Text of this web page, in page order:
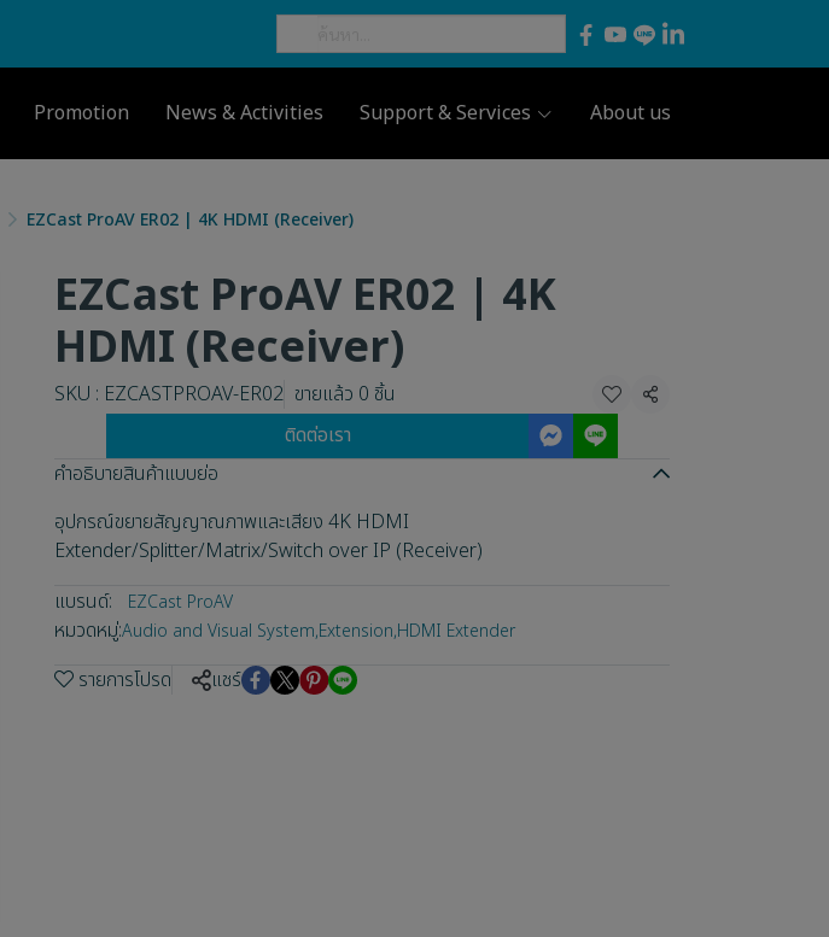
Promotion News & Activities Support & Services About us
EZCast ProAV ER02 | 4K HDMI (Receiver)
EZCast ProAV ER02 | 4K
HDMI (Receiver)
SKU : EZCASTPROAV-ER02 ขายแล้ว 0 ชิ้น
แชร์
ติดต่อเรา
คำอธิบายสินค้าแบบย่อ
อุปกรณ์ขยายสัญญาณภาพและเสียง 4K HDMI
Extender/Splitter/Matrix/Switch over IP (Receiver)
แบรนด์:
EZCast ProAV
หมวดหมู่:Audio and Visual System,Extension,HDMI Extender
รายการโปรด แชร์